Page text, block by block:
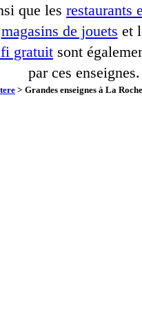
que les restaurants
magasins de jouets et
gratuit sont
par ces enseignes.
> Grandes enseignes à La